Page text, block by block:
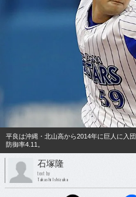
平良は沖縄・北山高から2014年に巨人に入
防御率4.11。
石塚隆
text by
Takashi Ishizuka